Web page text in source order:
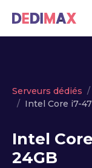
Serveurs dédiés
Intel Core i7-
Intel
24GB